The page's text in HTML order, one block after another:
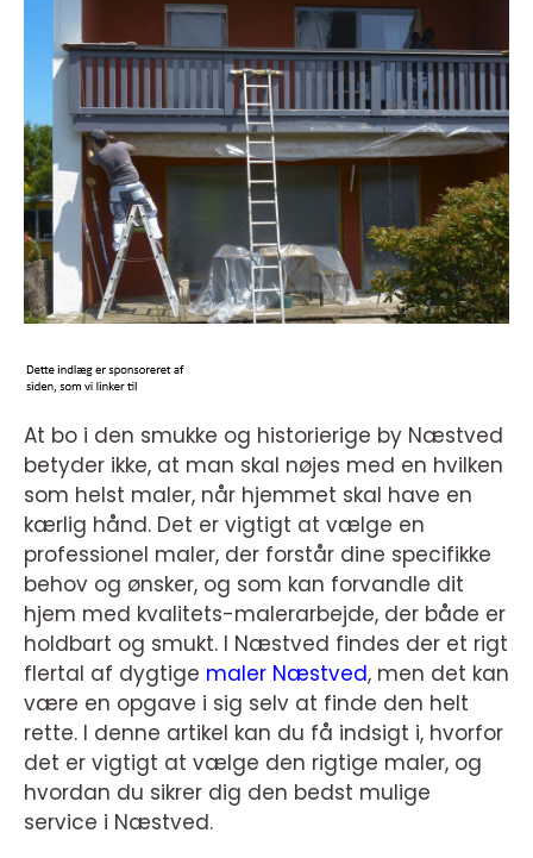
At bo i den smukke og historierige by Næstved
betyder ikke, at man skal nøjes med en hvilken
som helst maler, når hjemmet skal have en
kærlig hånd. Det er vigtigt at vælge en
professionel maler, der forstår dine specifikke
behov og ønsker, og som kan forvandle dit
hjem med kvalitets-malerarbejde, der både er
holdbart og smukt. I Næstved findes der et rigt
flertal af dygtige maler Næstved, men det kan
være en opgave i sig selv at finde den helt
rette. I denne artikel kan du få indsigt i, hvorfor
det er vigtigt at vælge den rigtige maler, og
hvordan du sikrer dig den bedst mulige
service i Næstved.